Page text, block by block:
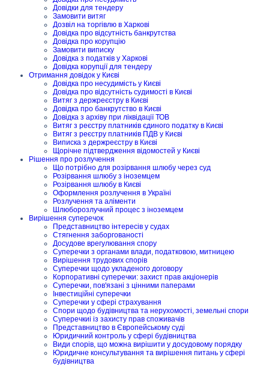
Довідки для тендеру
Замовити витяг
Дозвіл на торгівлю в Харкові
Довідка про відсутність банкрутства
Довідка про корупцію
Замовити виписку
Довідка з податків у Харкові
Довідка корупції для тендеру
Отримання довідок у Києві
Довідка про несудимість у Києві
Довідка про відсутність судимості в Києві
Витяг з держреєстру в Києві
Довідка про банкрутство в Києві
Довідка з архіву при ліквідації ТОВ
Витяг з реєстру платників єдиного податку в Києві
Витяг з реєстру платників ПДВ у Києві
Виписка з держреєстру в Києві
Щорічне підтвердження відомостей у Києві
Рішення про розлучення
Що потрібно для розірвання шлюбу через суд
Розірвання шлюбу з іноземцем
Розірвання шлюбу в Києві
Оформлення розлучення в Україні
Розлучення та аліменти
Шлюборозлучний процес з іноземцем
Вирішення суперечок
Представництво інтересів у судах
Стягнення заборгованості
Досудове врегулювання спору
Суперечки з органами влади, податковою, митницею
Вирішення трудових спорів
Суперечки щодо укладеного договору
Корпоративні суперечки: захист прав акціонерів
Суперечки, пов'язані з цінними паперами
Інвестиційні суперечки
Суперечки у сфері страхування
Спори щодо будівництва та нерухомості, земельні спори
Суперечкиі із захисту прав споживачів
Представництво в Європейському суді
Юридичний контроль у сфері будівництва
Види спорів, що можна вирішити у досудовому порядку
Юридичне консультування та вирішення питань у сфері
будівництва